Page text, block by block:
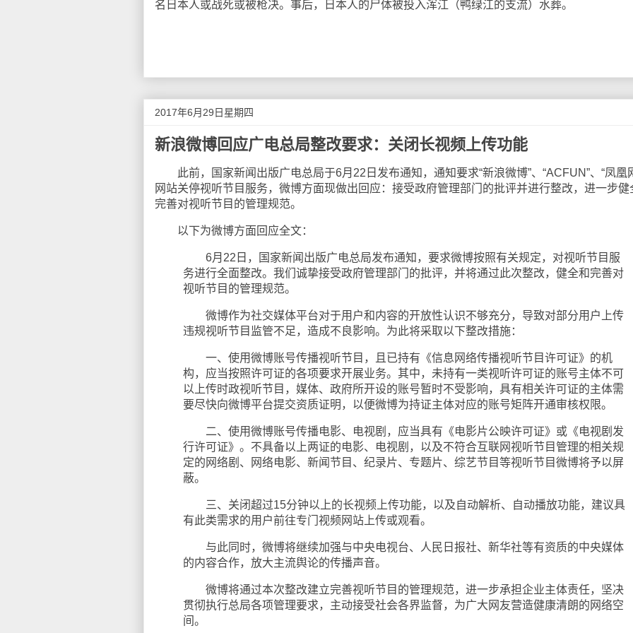
名日本人或战死或被枪决。事后，日本人的尸体被投入浑江（鸭绿江的支流）水葬。
2017年6月29日星期四
新浪微博回应广电总局整改要求：关闭长视频上传功能
此前，国家新闻出版广电总局于6月22日发布通知，通知要求“新浪微博”、“ACFUN”、“凤凰
网站关停视听节目服务，微博方面现做出回应：接受政府管理部门的批评并进行整改，进一步健
完善对视听节目的管理规范。
以下为微博方面回应全文：
6月22日，国家新闻出版广电总局发布通知，要求微博按照有关规定，对视听节目服
务进行全面整改。我们诚挚接受政府管理部门的批评，并将通过此次整改，健全和完善对
视听节目的管理规范。
微博作为社交媒体平台对于用户和内容的开放性认识不够充分，导致对部分用户上传
违规视听节目监管不足，造成不良影响。为此将采取以下整改措施：
一、使用微博账号传播视听节目，且已持有《信息网络传播视听节目许可证》的机
构，应当按照许可证的各项要求开展业务。其中，未持有一类视听许可证的账号主体不可
以上传时政视听节目，媒体、政府所开设的账号暂时不受影响，具有相关许可证的主体需
要尽快向微博平台提交资质证明，以便微博为持证主体对应的账号矩阵开通审核权限。
二、使用微博账号传播电影、电视剧，应当具有《电影片公映许可证》或《电视剧发
行许可证》。不具备以上两证的电影、电视剧，以及不符合互联网视听节目管理的相关规
定的网络剧、网络电影、新闻节目、纪录片、专题片、综艺节目等视听节目微博将予以屏
蔽。
三、关闭超过15分钟以上的长视频上传功能，以及自动解析、自动播放功能，建议具
有此类需求的用户前往专门视频网站上传或观看。
与此同时，微博将继续加强与中央电视台、人民日报社、新华社等有资质的中央媒体
的内容合作，放大主流舆论的传播声音。
微博将通过本次整改建立完善视听节目的管理规范，进一步承担企业主体责任，坚决
贯彻执行总局各项管理要求，主动接受社会各界监督，为广大网友营造健康清朗的网络空
间。